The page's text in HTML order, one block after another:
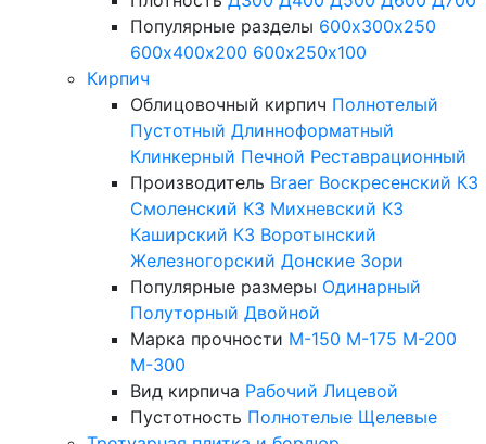
Популярные разделы 600х300х250
600х400х200 600х250х100
Кирпич
Облицовочный кирпич Полнотелый
Пустотный Длинноформатный
Клинкерный Печной Реставрационный
Производитель Braer Воскресенский КЗ
Смоленский КЗ Михневский КЗ
Каширский КЗ Воротынский
Железногорский Донские Зори
Популярные размеры Одинарный
Полуторный Двойной
Марка прочности М-150 М-175 М-200
М-300
Вид кирпича Рабочий Лицевой
Пустотность Полнотелые Щелевые